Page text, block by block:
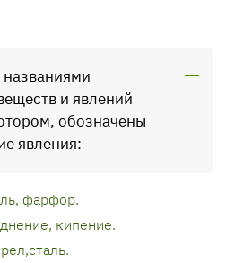
названиями
и явлений
обозначены
явления:
фарфор.
кипение.